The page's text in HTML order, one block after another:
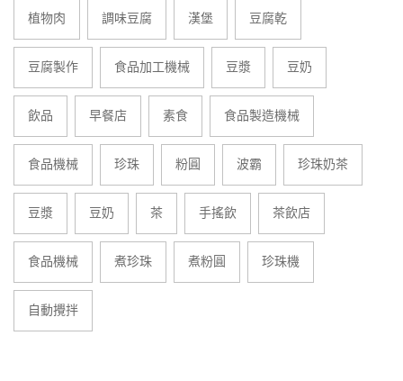
植物肉 調味豆腐 漢堡 豆腐乾
豆腐製作 食品加工機械 豆漿 豆奶
飲品 早餐店 素食 食品製造機械
食品機械 珍珠 粉圓 波霸 珍珠奶茶
豆漿 豆奶 茶 手搖飲 茶飲店
食品機械 煮珍珠 煮粉圓 珍珠機
自動攪拌